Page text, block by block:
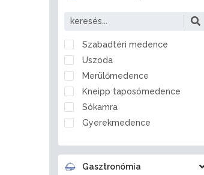
Bátaszék
Becsvölgye
Békéscsaba
Békésszentandrás
Bélapátfalva
Szabadtéri medence
Uszoda
Merülőmedence
Kneipp taposómedence
Sókamra
Gyerekmedence
Gőzkamra
Aromakabin
Gasztronómia